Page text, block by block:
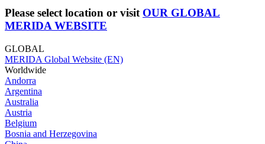
Please select location or visit OUR GLOBAL
MERIDA WEBSITE
GLOBAL
MERIDA Global Website (EN)
Worldwide
Andorra
Argentina
Australia
Austria
Belgium
Bosnia and Herzegovina